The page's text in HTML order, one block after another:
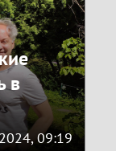
09:19
в